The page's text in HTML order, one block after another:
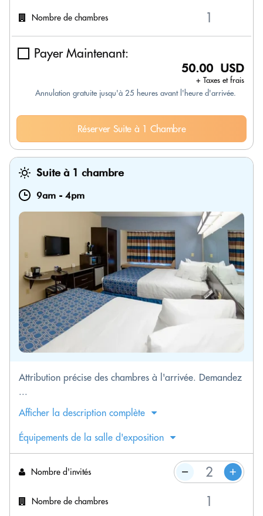
Nombre de chambres
Payer Maintenant:
50.00 USD
+ Taxes et frais
Annulation gratuite jusqu'à 25 heures avant l'heure d'arrivée.
Réserver Suite à 1 Chambre
Suite à 1 chambre
9am - 4pm
Attribution précise des chambres à l'arrivée. Demandez
...
Afficher la description complète
Équipements de la salle d'exposition
Nombre d'invités
Nombre de chambres